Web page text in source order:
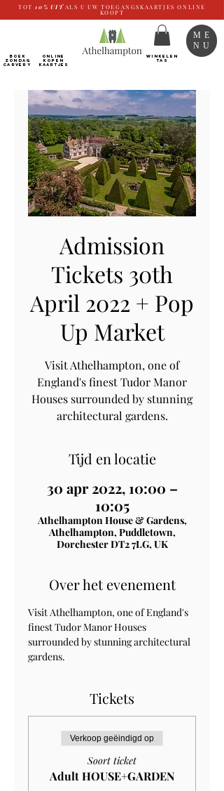
TOT 10% UIT ALS U UW TOEGANGSKAARTJES ONLINE
KOOPT
BOEK
ZONDAG
CARVERY
ONLINE
kopen
Kaartjes
WINKELEN
TAS
ME
NU
Admission
Tickets 30th
April 2022 + Pop
Up Market
Visit Athelhampton, one of
England's finest Tudor Manor
Houses surrounded by stunning
architectural gardens.
Tijd en locatie
30 apr 2022, 10:00 –
10:05
Athelhampton House & Gardens,
Athelhampton, Puddletown,
Dorchester DT2 7LG, UK
Over het evenement
Visit Athelhampton, one of England's
finest Tudor Manor Houses
surrounded by stunning architectural
gardens.
Tickets
Verkoop geëindigd op
Soort ticket
Adult HOUSE+GARDEN